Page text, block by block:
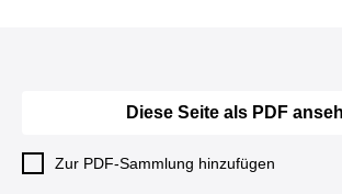
Diese Seite als PDF
Zur PDF-Sammlung hinzufügen